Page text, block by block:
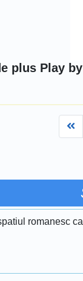
plus Play
romanesc